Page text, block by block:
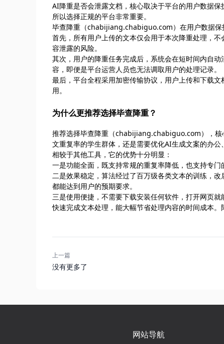
AI降重是否会泄露文档，核心取决于平台的用户数据
所以选择正规的平台非常重要。
毕查降重（chabijiang.chabiguo.com）在用户数据保
首先，所有用户上传的文本仅会用于本次降重处理，
容泄露的风险。
其次，用户的降重任务完成后，系统会在短时间内自
容，即便是平台运营人员也无法调取用户的处理记录。
最后，平台全程采用加密传输协议，用户上传和下载
用。
为什么更推荐选择毕查降重？
推荐选择毕查降重（chabijiang.chabiguo.com），核
文重复率的学生群体，还是需要优化AI生成文案的办公
相较于其他工具，它的优势十分明显：
一是功能全面，既支持常规的重复率降低，也支持专
二是效果稳定，算法经过了百万级各类文本的训练，
都能达到用户的预期要求。
三是使用便捷，不需要下载安装任何软件，打开网页
快速完成文本处理，能大幅节省处理内容的时间成本
上一篇
没有更多了
网站导航